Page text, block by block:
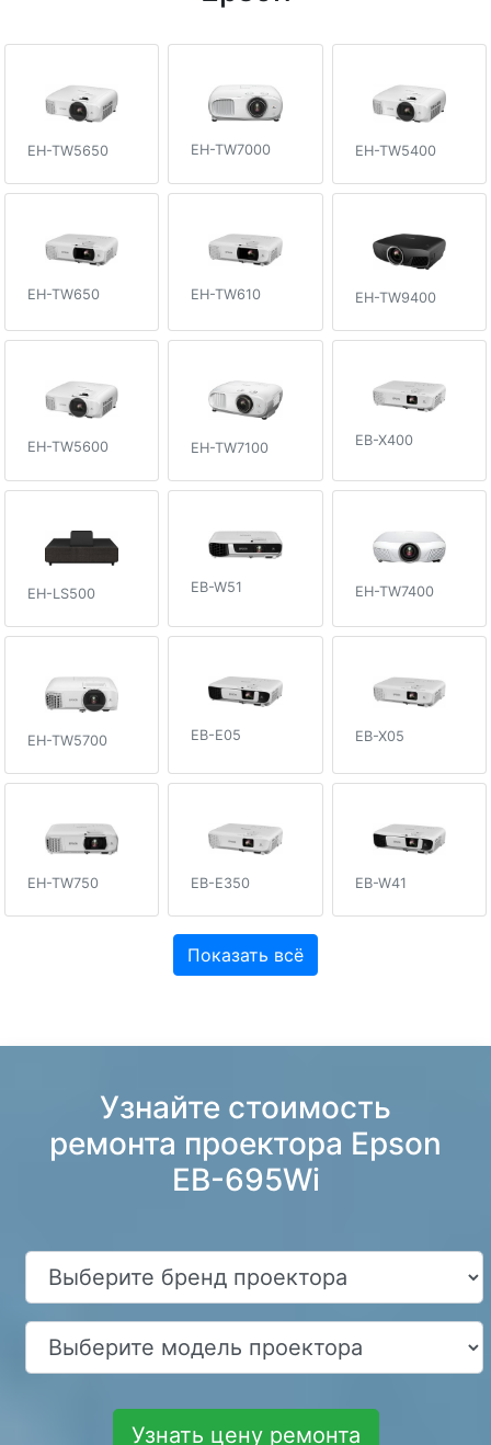
EH-TW5650 EH-TW7000 EH-TW5400
EH-TW650 EH-TW610 EH-TW9400
EH-TW5600 EH-TW7100 EB-X400
EH-LS500 EB-W51 EH-TW7400
EH-TW5700 EB-E05 EB-X05
EH-TW750 EB-E350 EB-W41
Показать всё
Узнайте стоимость
ремонта проектора Epson
EB-695Wi
Узнать цену ремонта